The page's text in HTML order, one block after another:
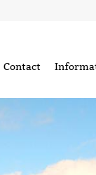
Contact